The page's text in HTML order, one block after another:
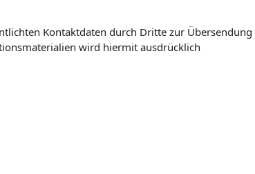
Kontaktdaten durch Dritte zur Übersendung
wird hiermit ausdrücklich